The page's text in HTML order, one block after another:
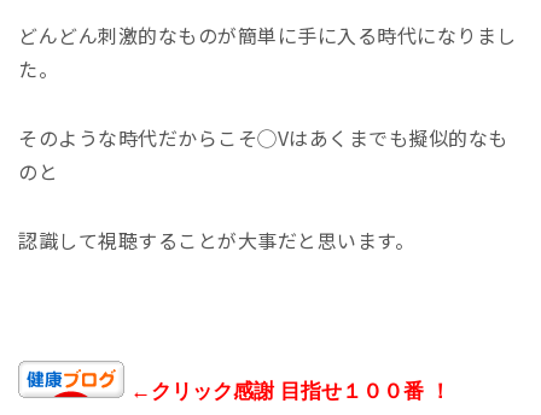
どんどん刺激的なものが簡単に手に入る時代になりまし
た。
そのような時代だからこそ◯Vはあくまでも擬似的なも
のと
認識して視聴することが大事だと思います。
←クリック感謝 目指せ１００番 ！